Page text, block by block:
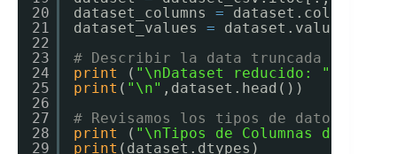
20
21
22
23
24
25
26
27
28
29
dataset_columns =
dataset.columns
dataset_values =
dataset.values
# Describir la data truncada
print
( "\nDataset reducido: "
print ( "\n" ,dataset.head())
# Revisamos los tipos de datos de las
print
( "\nTipos de Columnas del
print (dataset.dtypes)